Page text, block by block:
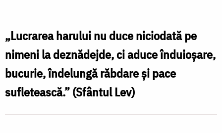
Domnul
vede
tot!
/
Foto:
„Lucrarea harului nu duce niciodată pe
nimeni la deznădejde, ci aduce înduioșare,
bucurie, îndelungă răbdare și pace
sufletească.” (Sfântul Lev)